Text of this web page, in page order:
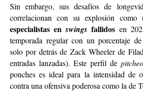
Sin embargo, sus desafíos de
correlacionan con su explosión
especialistas enswings fallidos en
temporada regular con un porcentaje
solo por detrás de Zack Wheeler de
entradas lanzadas). Este perfil de pitcheo
ponches es ideal para la intensidad de
contra una ofensiva poderosa como la de